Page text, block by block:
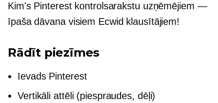
Kim's Pinterest kontrolsarakstu uzņēmējiem —
īpaša dāvana visiem Ecwid klausītājiem!
Rādīt piezīmes
Ievads Pinterest
Vertikāli attēli (piespraudes, dēļi)